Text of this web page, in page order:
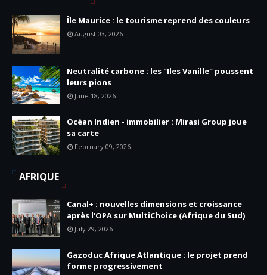
Île Maurice : le tourisme reprend des couleurs
August 03, 2026
Neutralité carbone : les "Iles Vanille" poussent
leurs pions
June 18, 2026
Océan Indien - immobilier : Mirasi Group joue
sa carte
February 09, 2026
AFRIQUE
Canal+ : nouvelles dimensions et croissance
après l'OPA sur MultiChoice (Afrique du Sud)
July 29, 2026
Gazoduc Afrique Atlantique : le projet prend
forme progressivement